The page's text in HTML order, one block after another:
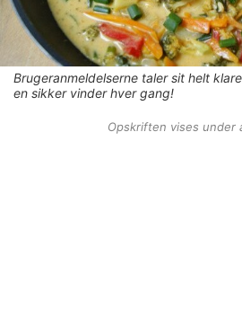
Brugeranmeldelserne taler sit helt
en sikker vinder hver gang!
Opskriften vises under